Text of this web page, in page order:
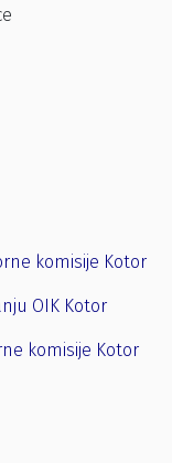
komisije Kotor
OIK Kotor
komisije Kotor